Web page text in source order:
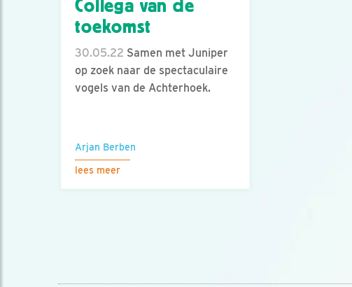
Collega van de
toekomst
30.05.22 Samen met Juniper
op zoek naar de spectaculaire
vogels van de Achterhoek.
Arjan Berben
lees meer